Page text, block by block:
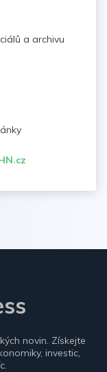
a archivu
novin. Získejte
investic,